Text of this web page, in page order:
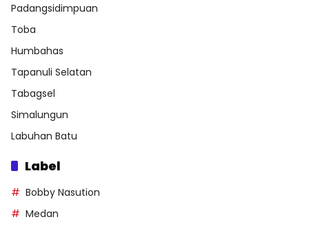
Padangsidimpuan
Toba
Humbahas
Tapanuli Selatan
Tabagsel
Simalungun
Labuhan Batu
Label
Bobby Nasution
Medan